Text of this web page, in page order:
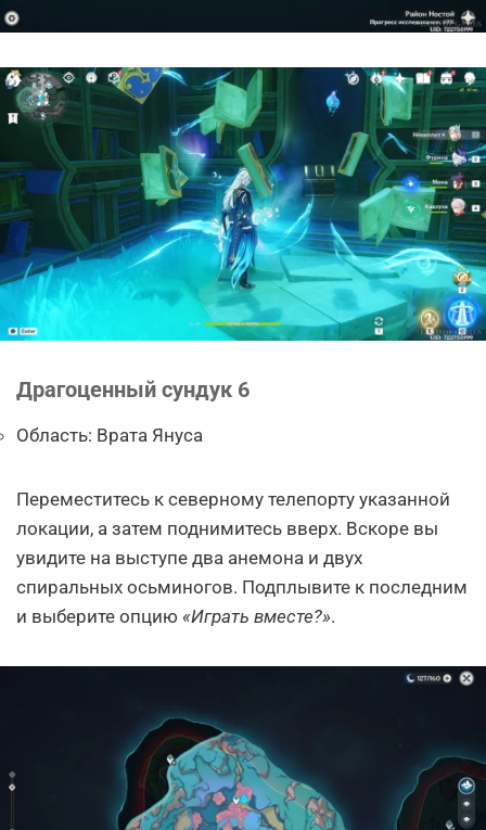
Драгоценный сундук 6
Область: Врата Януса
Переместитесь к северному телепорту указанной
локации, а затем поднимитесь вверх. Вскоре вы
увидите на выступе два анемона и двух
спиральных осьминогов. Подплывите к последним
и выберите опцию «Играть вместе?».